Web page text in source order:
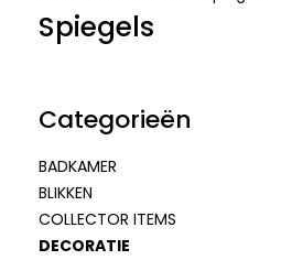
Spiegels
Categorieën
BADKAMER
BLIKKEN
COLLECTOR ITEMS
DECORATIE